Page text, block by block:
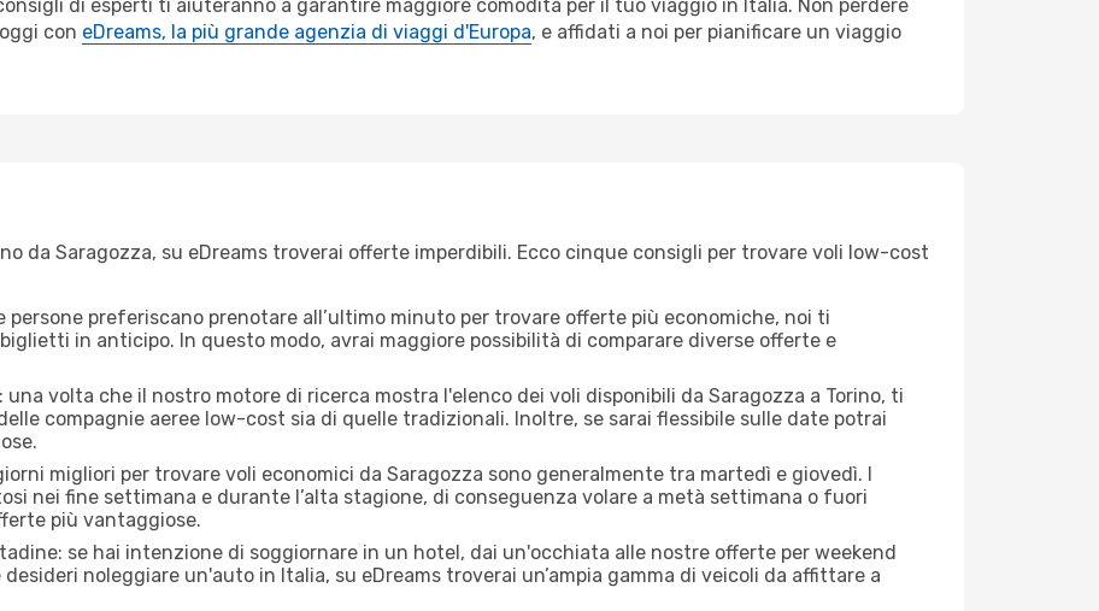
di esperti ti aiuteranno a garantire maggiore comodità per il tuo viaggio in Italia. Non perdere
con eDreams, la più grande agenzia di viaggi d'Europa, e affidati a noi per pianificare un viaggio
da Saragozza, su eDreams troverai offerte imperdibili. Ecco cinque consigli per trovare voli low-cost
persone preferiscano prenotare all’ultimo minuto per trovare offerte più economiche, noi ti
in anticipo. In questo modo, avrai maggiore possibilità di comparare diverse offerte e
volta che il nostro motore di ricerca mostra l'elenco dei voli disponibili da Saragozza a Torino, ti
compagnie aeree low-cost sia di quelle tradizionali. Inoltre, se sarai flessibile sulle date potrai
migliori per trovare voli economici da Saragozza sono generalmente tra martedì e giovedì. I
nei fine settimana e durante l’alta stagione, di conseguenza volare a metà settimana o fuori
più vantaggiose.
se hai intenzione di soggiornare in un hotel, dai un'occhiata alle nostre offerte per weekend
noleggiare un'auto in Italia, su eDreams troverai un’ampia gamma di veicoli da affittare a